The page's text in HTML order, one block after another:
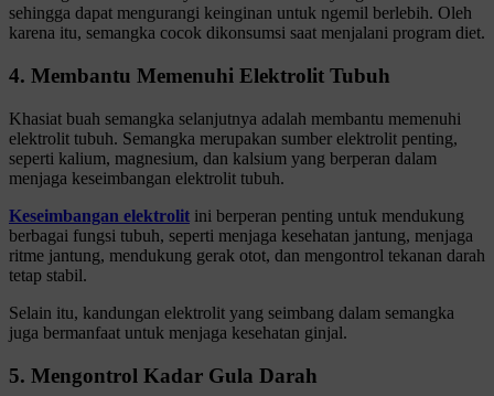
sehingga dapat mengurangi keinginan untuk ngemil berlebih. Oleh
karena itu, semangka cocok dikonsumsi saat menjalani program diet.
4. Membantu Memenuhi Elektrolit Tubuh
Khasiat buah semangka selanjutnya adalah membantu memenuhi
elektrolit tubuh. Semangka merupakan sumber elektrolit penting,
seperti kalium, magnesium, dan kalsium yang berperan dalam
menjaga keseimbangan elektrolit tubuh.
Keseimbangan elektrolit ini berperan penting untuk mendukung
berbagai fungsi tubuh, seperti menjaga kesehatan jantung, menjaga
ritme jantung, mendukung gerak otot, dan mengontrol tekanan darah
tetap stabil.
Selain itu, kandungan elektrolit yang seimbang dalam semangka
juga bermanfaat untuk menjaga kesehatan ginjal.
5. Mengontrol Kadar Gula Darah